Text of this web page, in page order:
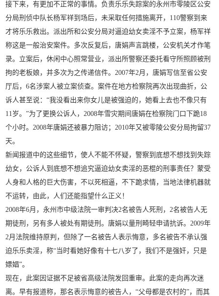
接下来，有更加不正常的事情。负责乐乐失踪案的永州市零陵区公安
分局刑侦中队长杨军祥到场后，未采取任何措施离开，110警察到来
才将乐乐救出。派出所和公安分局对逼迫幼女卖淫不予立案，杨军祥
称这是一般治安案件。多次反复后，唐娟声言跳楼，公安机关才作笔
录。立案后，休闲中心照常营业，派出所警察还委托看守所照顾被刑
拘的老板娘，并多次为之传递信件。2007年2月，唐娟写信至省公安
厅后，6名涉案人被立案侦查。案件在地方检察院再次出现曲折，公
诉人甚至说：“我没看出来你女儿是被强迫的，她看上去也不像只有
11岁。”为了更换公诉人，2008年雪灾期间唐娟在检察院门口下跪18
个小时。2008年唐娟还被暴力阻访；2010年又被零陵公安分局拘留37
天。
新闻报道中的这些细节，使人不能不怀疑，警察到底想不想找到失踪
幼女，公诉人到底想不想追究逼迫幼女卖淫的恶棍的刑事责任？蒙受
人身和人格的巨大伤害，不以死相逼，不下跪求情，当地法律机器就
不运转，由此，人们还能指望什么正义！
2008年6月，永州市中级法院一审判决2名被告人死刑，2名被告人无
期徒刑，另有多人被处有期徒刑。唐娟以量刑畸轻申请抗诉。2009年
2月法院维持原判，但除了一名被告人表示悔意，多名被告不承认强
迫乐乐卖淫，称“当时看她好像有十七八岁了，我们不是强奸，只是
嫖娼”。
现在，此案因证据不足被省高级法院发回重审。此案的走向再次迷
离。早有报道称，那名表示悔意的被告人，“父母都是农村的”，而其